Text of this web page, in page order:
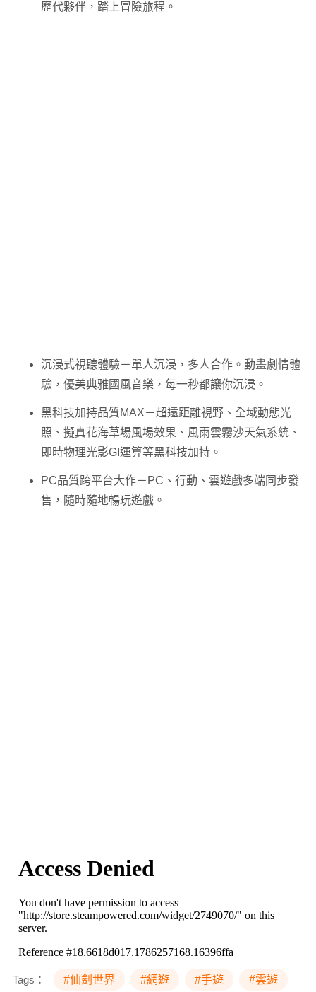
歷代夥伴，踏上冒險旅程。
沉浸式視聽體驗－單人沉浸，多人合作。動畫劇情體
驗，優美典雅國風音樂，每一秒都讓你沉浸。
黑科技加持品質MAX－超遠距離視野、全域動態光
照、擬真花海草場風場效果、風雨雲霧沙天氣系統、
即時物理光影GI運算等黑科技加持。
PC品質跨平台大作－PC、行動、雲遊戲多端同步發
售，隨時隨地暢玩遊戲。
Tags： #仙劍世界 #網遊 #手遊 #雲遊